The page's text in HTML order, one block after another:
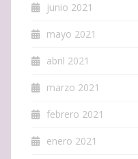
junio 2021
mayo 2021
abril 2021
marzo 2021
febrero 2021
enero 2021